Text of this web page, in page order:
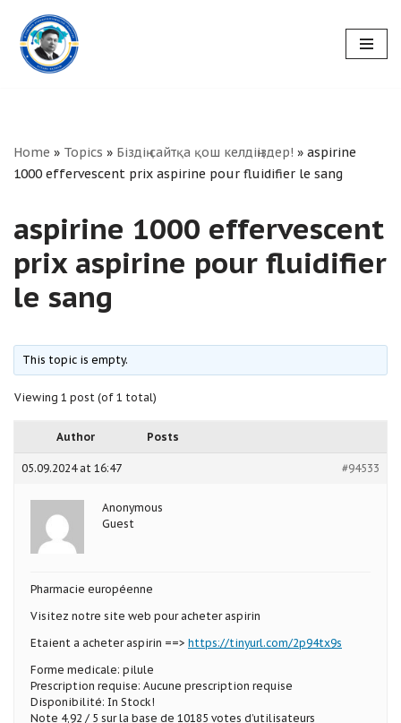
Skip
to
Home » Topics » Біздің сайтқа қош келдіңіздер! » aspirine
1000 effervescent prix aspirine pour fluidifier le sang
aspirine 1000 effervescent
prix aspirine pour fluidifier
le sang
This topic is empty.
Viewing 1 post (of 1 total)
Author Posts
05.09.2024 at 16:47 #94533
Anonymous
Guest
Pharmacie européenne
Visitez notre site web pour acheter aspirin
Etaient a acheter aspirin ==> https://tinyurl.com/2p94tx9s
Forme medicale: pilule
Prescription requise: Aucune prescription requise
Disponibilité: In Stock!
Note 4,92 / 5 sur la base de 10185 votes d’utilisateurs